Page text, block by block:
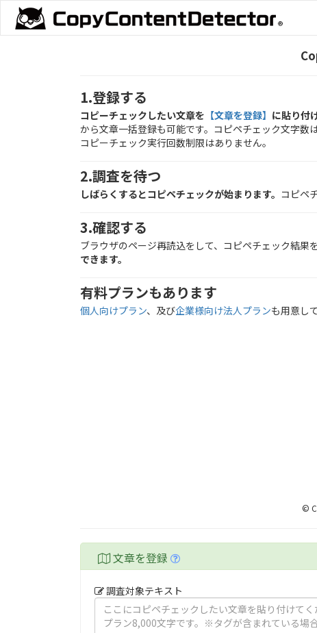
1.登録する
コピーチェックしたい文章を 【文章を登録】 に貼り付
から文章一括登録も可能です。コピペチェック文字数
コピーチェック実行回数制限はありません。
2.調査を待つ
しばらくするとコピペチェックが始まります。 コピペ
3.確認する
ブラウザのページ再読込をして、コピペチェック結果
できます。
有料プランもあります
個人向けプラン、及び企業様向け法人プランも用意し
©
文章を登録
調査対象テキスト